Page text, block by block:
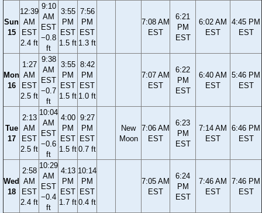
Sun
15
12:39
AM
EST
2.4 ft
9:10
AM
EST
−0.8
ft
3:55
PM
EST
1.5 ft
7:56
PM
EST
1.3 ft
7:08 AM
EST
6:21
PM
EST
6:02 AM
EST
4:45 PM
EST
Mon
16
1:27
AM
EST
2.5 ft
9:38
AM
EST
−0.7
ft
3:55
PM
EST
1.5 ft
8:42
PM
EST
1.0 ft
7:07 AM
EST
6:22
PM
EST
6:40 AM
EST
5:46 PM
EST
Tue
17
2:13
AM
EST
2.5 ft
10:04
AM
EST
−0.6
ft
4:00
PM
EST
1.5 ft
9:27
PM
EST
0.7 ft
New
Moon
7:06 AM
EST
6:23
PM
EST
7:14 AM
EST
6:46 PM
EST
Wed
18
2:58
AM
EST
2.4 ft
10:29
AM
EST
−0.4
ft
4:13
PM
EST
1.7 ft
10:14
PM
EST
0.4 ft
7:05 AM
EST
6:24
PM
EST
7:46 AM
EST
7:46 PM
EST